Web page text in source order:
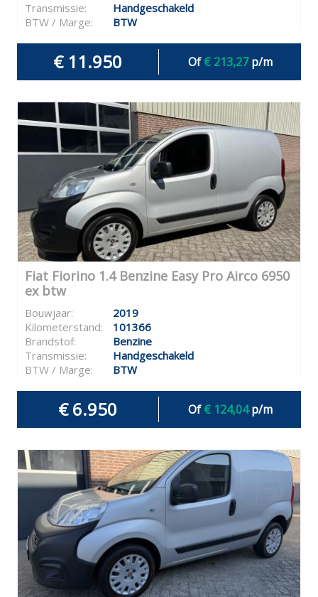
Transmissie:
Handgeschakeld
BTW / Marge:
BTW
€ 11.950 Of€ 213,27p/m
Fiat Fiorino 1.4 Benzine Easy Pro Airco 6950
ex btw
Bouwjaar:
2019
Kilometerstand:
101366
Brandstof:
Benzine
Transmissie:
Handgeschakeld
BTW / Marge:
BTW
€ 6.950 Of€ 124,04p/m